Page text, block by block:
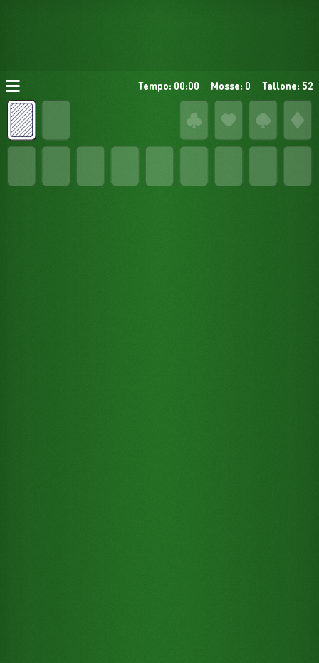
Tempo: 00:00 Mosse: 0 Tallone: 52